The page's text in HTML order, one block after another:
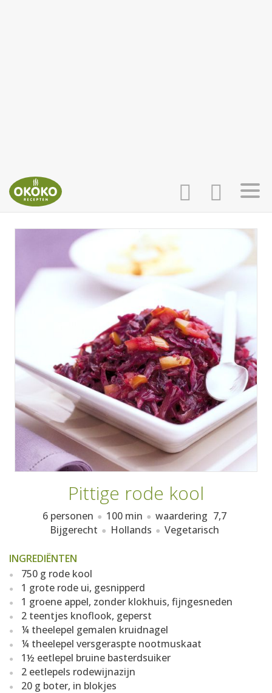
INLOGGEN
AANMELDEN
HOME
RECEPTEN
WEEKMENU'S
KOOKBOEKEN
Pittige rode kool
6 personen 100 min waardering 7,7
Bijgerecht
Hollands Vegetarisch
INGREDIËNTEN
750 g rode kool
1 grote rode ui, gesnipperd
1 groene appel, zonder klokhuis, fijngesneden
2 teentjes knoflook, geperst
¼ theelepel gemalen kruidnagel
¼ theelepel versgeraspte nootmuskaat
1½ eetlepel bruine basterdsuiker
2 eetlepels rodewijnazijn
20 g boter, in blokjes